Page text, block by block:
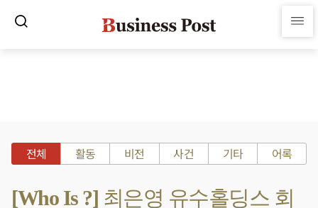
전체 활동 비전 사건 기타 어록
[Who Is ?] 최은영 유수홀딩스 회